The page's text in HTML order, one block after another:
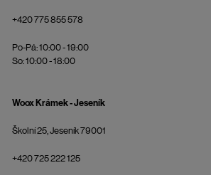
+420 775 855 578
Po-Pá: 10:00 - 19:00
So: 10:00 - 18:00
Woox Krámek - Jeseník
Školní 25, Jeseník 79001
+420 725 222 125